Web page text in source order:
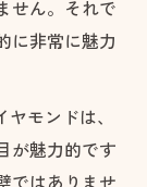
せん。それで
に非常に魅力
モンドは、
が魅力的です
ではありませ